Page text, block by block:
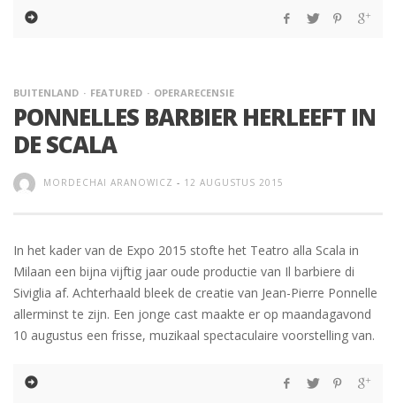
BUITENLAND FEATURED OPERARECENSIE
PONNELLES BARBIER HERLEEFT IN
DE SCALA
MORDECHAI ARANOWICZ - 12 AUGUSTUS 2015
In het kader van de Expo 2015 stofte het Teatro alla Scala in
Milaan een bijna vijftig jaar oude productie van Il barbiere di
Siviglia af. Achterhaald bleek de creatie van Jean-Pierre Ponnelle
allerminst te zijn. Een jonge cast maakte er op maandagavond
10 augustus een frisse, muzikaal spectaculaire voorstelling van.